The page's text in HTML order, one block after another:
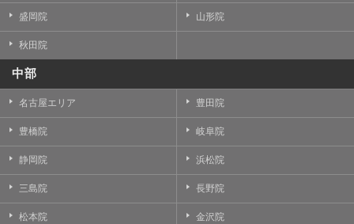
盛岡院 山形院
秋田院
中部
名古屋エリア 豊田院
豊橋院 岐阜院
静岡院 浜松院
三島院 長野院
松本院 金沢院